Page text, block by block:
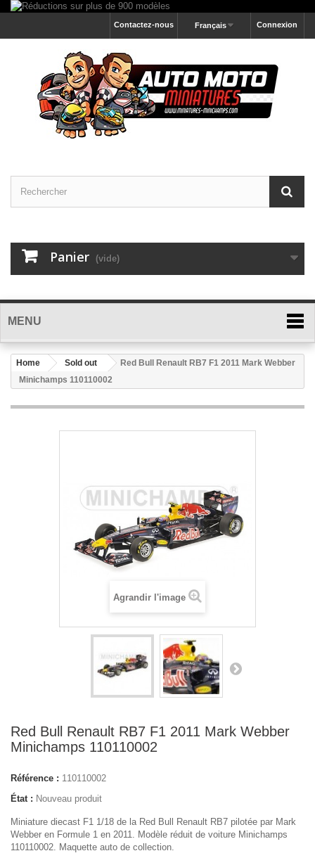
Connexion
Français
Contactez-nous
Panier (vide)
MENU
Home Sold out
Red Bull Renault RB7 F1 2011 Mark Webber
Minichamps 110110002
Agrandir l'image
Red Bull Renault RB7 F1 2011 Mark Webber
Minichamps 110110002
Référence : 110110002
État : Nouveau produit
Miniature diecast F1 1/18 de la Red Bull Renault RB7 pilotée par Mark
Webber en Formule 1 en 2011. Modèle réduit de voiture Minichamps
110110002. Maquette auto de collection.